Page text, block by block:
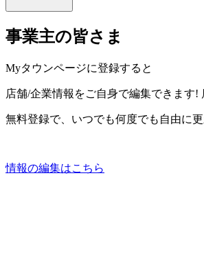
事業主の皆さま
Myタウンページに登録すると
店舗/企業情報をご自身で編集できます!
無料登録で、いつでも何度でも自由に
情報の編集はこちら